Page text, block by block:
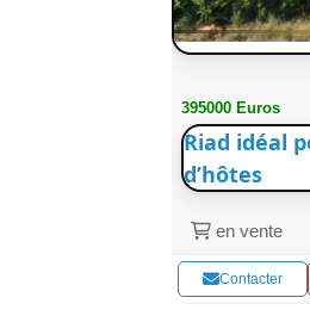
395000 Euros
Riad idéal
d’hôtes
en vente
Contacter